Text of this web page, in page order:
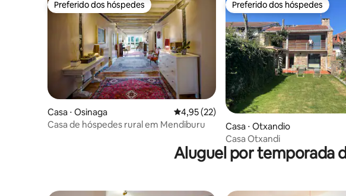
Preferido dos hóspedes
Preferido dos hóspedes
Casa ⋅ Osinaga 4,95 de uma avaliação média de 5, 22
4,95 (22)
Casa de hóspedes rural em Mendiburu
Preferido dos hóspedes
Preferido dos hóspedes
Casa ⋅ Otxandio
Casa Otxandi
Aluguel por temporada